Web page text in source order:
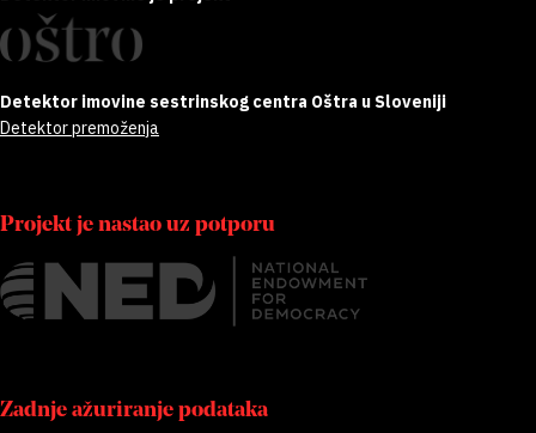
Detektor imovine sestrinskog centra Oštra u Sloveniji
Detektor premoženja
Projekt je nastao uz potporu
Zadnje ažuriranje podataka